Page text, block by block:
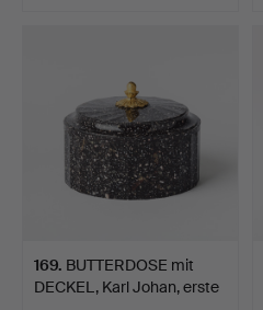
169. BUTTERDOSE mit
DECKEL, Karl Johan, erste